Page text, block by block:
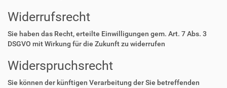
Widerrufsrecht
Sie haben das Recht, erteilte Einwilligungen gem. Art. 7 Abs. 3
DSGVO mit Wirkung für die Zukunft zu widerrufen
Widerspruchsrecht
Sie können der künftigen Verarbeitung der Sie betreffenden